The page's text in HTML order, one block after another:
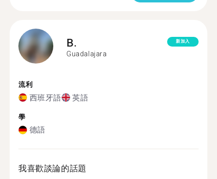
B.
Guadalajara
新加入
流利
西班牙語 英語
學
德語
我喜歡談論的話題